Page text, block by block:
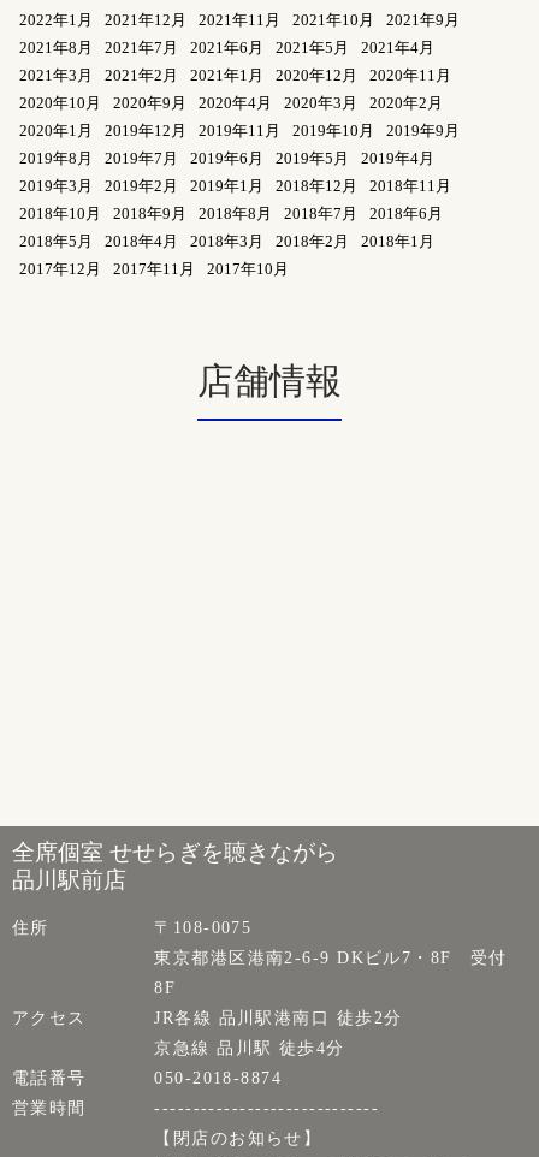
2022年1月
2021年12月 2021年11月 2021年10月
2021年9月
2021年8月
2021年7月 2021年6月 2021年5月
2021年4月
2021年3月
2021年2月 2021年1月 2020年12月
2020年11月
2020年10月
2020年9月 2020年4月 2020年3月
2020年2月
2020年1月
2019年12月 2019年11月 2019年10月
2019年9月
2019年8月
2019年7月 2019年6月 2019年5月
2019年4月
2019年3月
2019年2月 2019年1月 2018年12月
2018年11月
2018年10月
2018年9月 2018年8月 2018年7月
2018年6月
2018年5月
2018年4月 2018年3月 2018年2月
2018年1月
2017年12月
2017年11月 2017年10月
店舗情報
全席個室 せせらぎを聴きながら
品川駅前店
住所
〒108-0075
東京都港区港南2-6-9 DKビル7・8F 受付
8F
アクセス
JR各線 品川駅港南口 徒歩2分
京急線 品川駅 徒歩4分
電話番号
050-2018-8874
営業時間
-----------------------------
【閉店のお知らせ】